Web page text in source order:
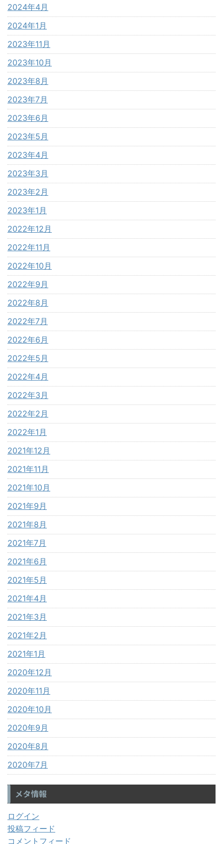
2024年4月
2024年1月
2023年11月
2023年10月
2023年8月
2023年7月
2023年6月
2023年5月
2023年4月
2023年3月
2023年2月
2023年1月
2022年12月
2022年11月
2022年10月
2022年9月
2022年8月
2022年7月
2022年6月
2022年5月
2022年4月
2022年3月
2022年2月
2022年1月
2021年12月
2021年11月
2021年10月
2021年9月
2021年8月
2021年7月
2021年6月
2021年5月
2021年4月
2021年3月
2021年2月
2021年1月
2020年12月
2020年11月
2020年10月
2020年9月
2020年8月
2020年7月
メタ情報
ログイン
投稿フィード
コメントフィード